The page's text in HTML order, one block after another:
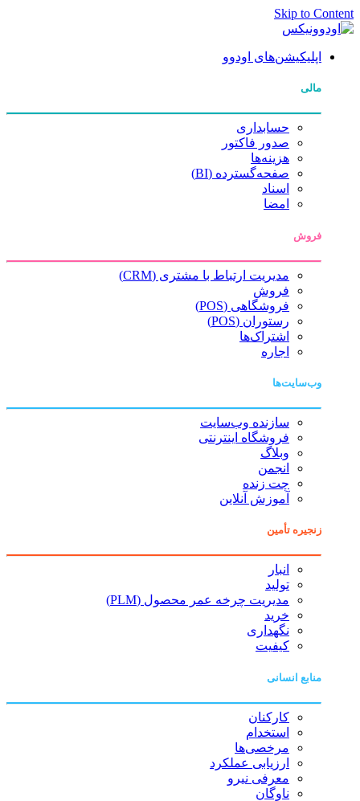
Skip to Content
اپلیکیشن‌های اودوو
مالی
حسابداری
صدور فاکتور
هزینه‌ها
صفحه‌گسترده (BI)
اسناد
امضا
فروش
مدیریت ارتباط با مشتری (CRM)
فروش
فروشگاهی (POS)
رستوران (POS)
اشتراک‌ها
اجاره
وب‌سایت‌ها
سازنده وب‌سایت
فروشگاه اینترنتی
وبلاگ
انجمن
چت زنده
آموزش آنلاین
زنجیره تأمین
انبار
تولید
مدیریت چرخه عمر محصول (PLM)
خرید
نگهداری
کیفیت
منابع انسانی
کارکنان
استخدام
مرخصی‌ها
ارزیابی عملکرد
معرفی نیرو
ناوگان